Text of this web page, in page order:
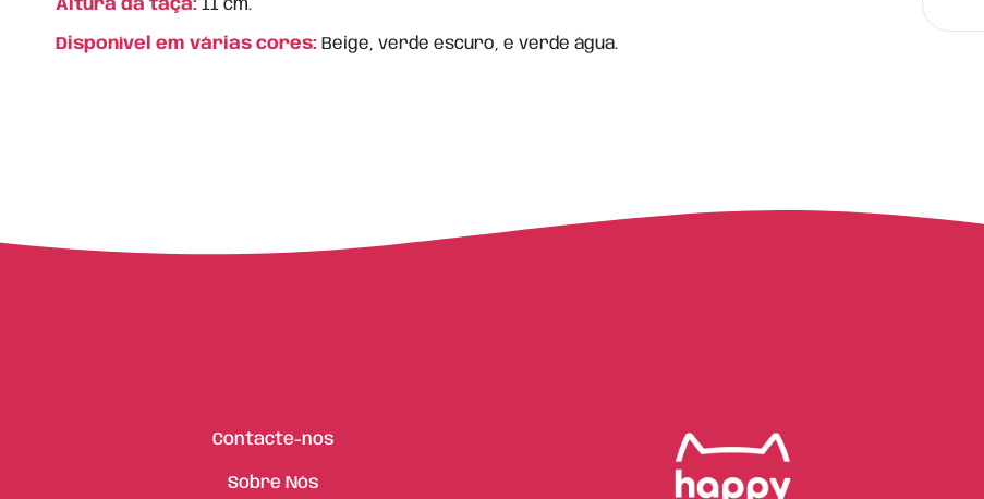
Altura da taça: 11 cm.
Disponível em várias cores: Beige, verde escuro, e verde água.
Contacte-nos
Sobre Nós